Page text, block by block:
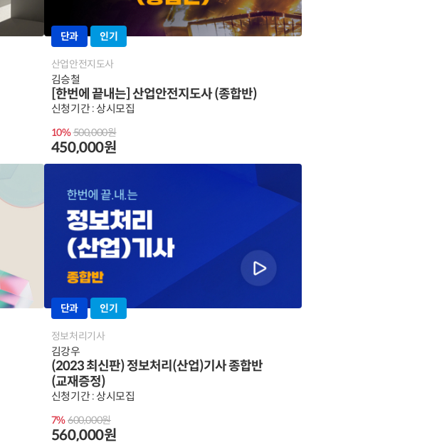
단과 인기
산업안전지도사
김승철
[한번에 끝내는] 산업안전지도사 (종합반)
신청기간 : 상시모집
10%500,000원
450,000원
단과 인기
정보처리기사
김강우
(2023 최신판) 정보처리(산업)기사 종합반
(교재증정)
신청기간 : 상시모집
7%600,000원
560,000원